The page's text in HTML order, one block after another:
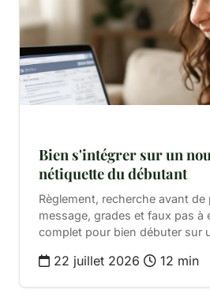
Bien s'intégrer sur un
nétiquette du débutant
Règlement, recherche avant de
message, grades et faux pas à
complet pour bien débuter sur
22 juillet 2026 12 min